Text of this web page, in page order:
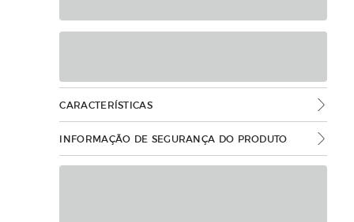
CARACTERÍSTICAS
INFORMAÇÃO DE SEGURANÇA DO PRODUTO